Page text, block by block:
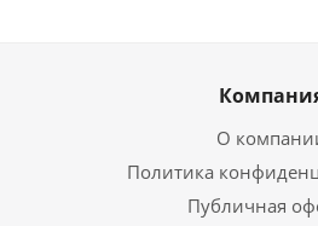
О
Политика
Публичная